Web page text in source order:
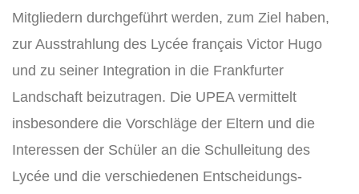
Mitgliedern durchgeführt werden, zum Ziel haben,
zur Ausstrahlung des Lycée français Victor Hugo
und zu seiner Integration in die Frankfurter
Landschaft beizutragen. Die UPEA vermittelt
insbesondere die Vorschläge der Eltern und die
Interessen der Schüler an die Schulleitung des
Lycée und die verschiedenen Entscheidungs-